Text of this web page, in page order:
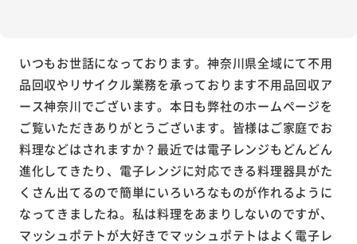
いつもお世話になっております。神奈川県全域にて不用
品回収やリサイクル業務を承っております不用品回収ア
ース神奈川でございます。本日も弊社のホームページを
ご覧いただきありがとうございます。皆様はご家庭でお
料理などはされますか？最近では電子レンジもどんどん
進化してきたり、電子レンジに対応できる料理器具がた
くさん出てるので簡単にいろいろなものが作れるように
なってきましたね。私は料理をあまりしないのですが、
マッシュポテトが大好きでマッシュポテトはよく電子レ